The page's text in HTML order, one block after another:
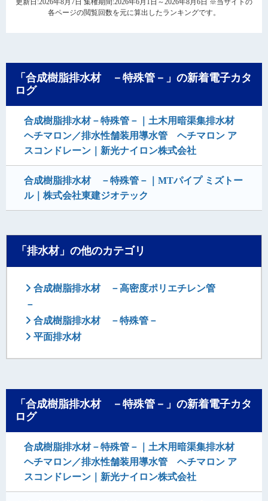
更新日:2026年8月7日 集権期間:2026年6月1日～2026年8月6日 ※当サイトの
各ページの閲覧回数を元に算出したランキングです。
「合成樹脂排水材 －特殊管－」の新着電子カタ
ログ
合成樹脂排水材－特殊管－｜土木用暗渠集排水材
ヘチマロン／排水性舗装用導水管 ヘチマロン ア
スコンドレーン｜新光ナイロン株式会社
合成樹脂排水材 －特殊管－｜MTパイプ ミズトー
ル｜株式会社東建ジオテック
「排水材」の他のカテゴリ
合成樹脂排水材 －高密度ポリエチレン管
－
合成樹脂排水材 －特殊管－
平面排水材
「合成樹脂排水材 －特殊管－」の新着電子カタ
ログ
合成樹脂排水材－特殊管－｜土木用暗渠集排水材
ヘチマロン／排水性舗装用導水管 ヘチマロン ア
スコンドレーン｜新光ナイロン株式会社